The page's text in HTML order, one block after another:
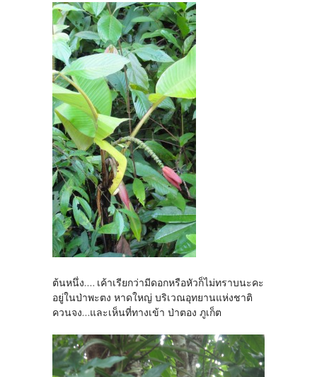
ต้นหนึ่ง.... เค้าเรียกว่ามีดอกหรือหัวก็ไม่ทราบนะคะ
อยู่ในป่าพะตง หาดใหญ่ บริเวณอุทยานแห่งชาติ
ควนจง...และเห็นที่ทางเข้า ป่าตอง ภูเก็ต